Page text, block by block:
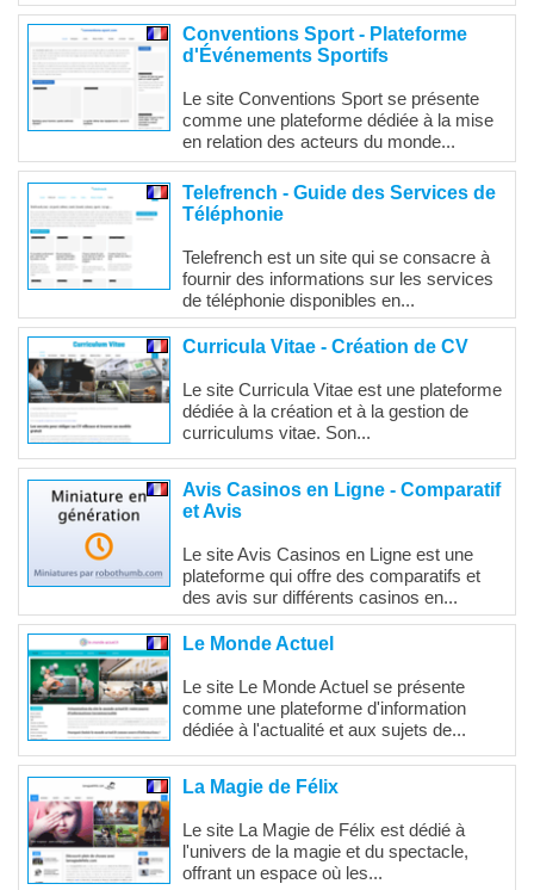
Conventions Sport - Plateforme
d'Événements Sportifs
Le site Conventions Sport se présente
comme une plateforme dédiée à la mise
en relation des acteurs du monde...
Telefrench - Guide des Services de
Téléphonie
Telefrench est un site qui se consacre à
fournir des informations sur les services
de téléphonie disponibles en...
Curricula Vitae - Création de CV
Le site Curricula Vitae est une plateforme
dédiée à la création et à la gestion de
curriculums vitae. Son...
Avis Casinos en Ligne - Comparatif
et Avis
Le site Avis Casinos en Ligne est une
plateforme qui offre des comparatifs et
des avis sur différents casinos en...
Le Monde Actuel
Le site Le Monde Actuel se présente
comme une plateforme d'information
dédiée à l'actualité et aux sujets de...
La Magie de Félix
Le site La Magie de Félix est dédié à
l'univers de la magie et du spectacle,
offrant un espace où les...